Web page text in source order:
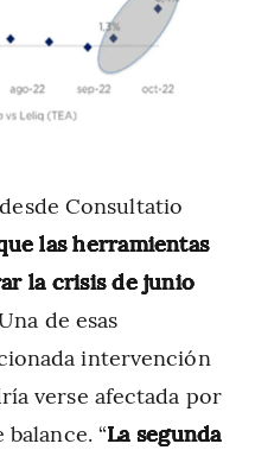
Consultatio
las herramientas
la crisis de junio
de esas
intervención
verse afectada por
“La segunda